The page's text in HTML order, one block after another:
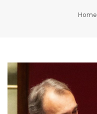
Home